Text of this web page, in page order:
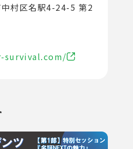
村区名駅4-24-5 第2
survival.com/